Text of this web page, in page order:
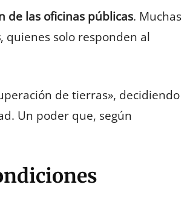
de las oficinas públicas. Muchas
, quienes solo responden al
de tierras», decidiendo
Un poder que, según